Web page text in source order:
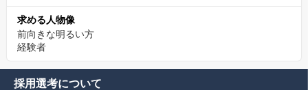
求める人物像
前向きな明るい方
経験者
採用選考について